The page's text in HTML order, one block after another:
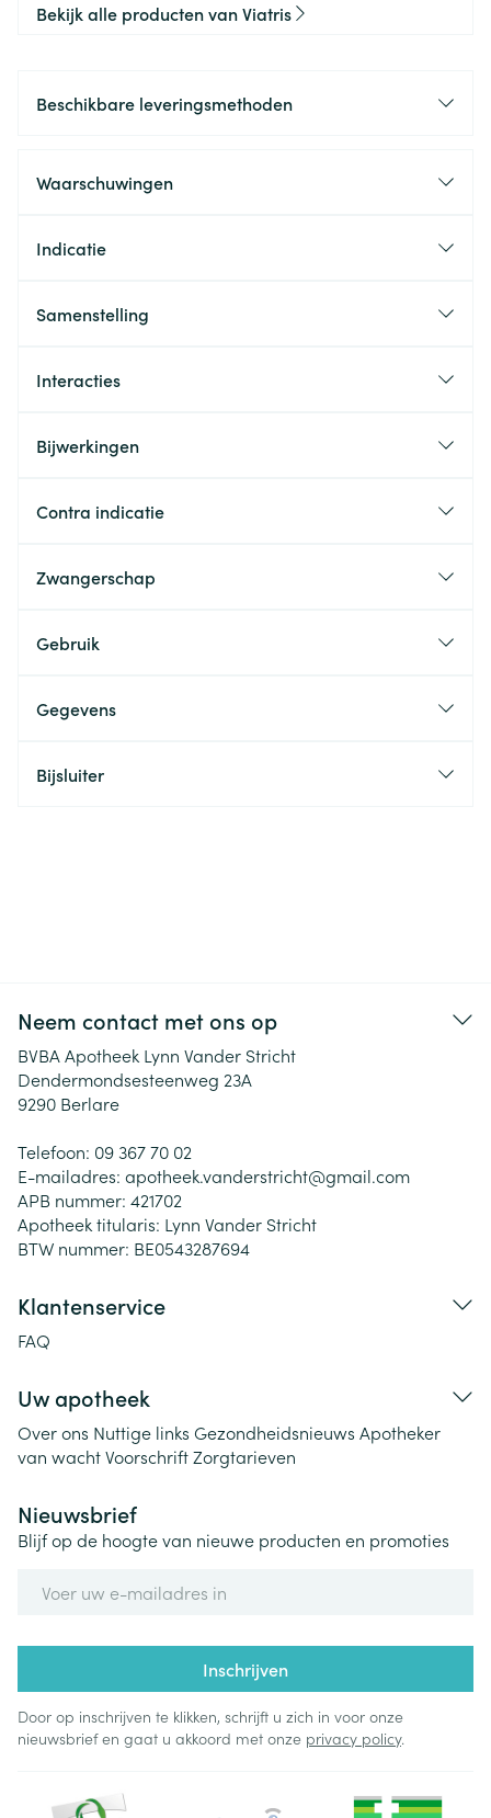
Bekijk alle producten van Viatris
Beschikbare leveringsmethoden
Waarschuwingen
Indicatie
Samenstelling
Interacties
Bijwerkingen
Contra indicatie
Zwangerschap
Gebruik
Gegevens
Bijsluiter
Neem contact met ons op
BVBA Apotheek Lynn Vander Stricht
Dendermondsesteenweg 23A
9290 Berlare
Telefoon: 09 367 70 02
E-mailadres: apotheek.vanderstricht@gmail.com
APB nummer: 421702
Apotheek titularis: Lynn Vander Stricht
BTW nummer: BE0543287694
Klantenservice
FAQ
Uw apotheek
Over ons Nuttige links Gezondheidsnieuws Apotheker
van wachtVoorschriftZorgtarieven
Nieuwsbrief
Blijf op de hoogte van nieuwe producten en promoties
Inschrijven
Door op inschrijven te klikken, schrijft u zich in voor onze
nieuwsbrief en gaat u akkoord met onze privacy policy.